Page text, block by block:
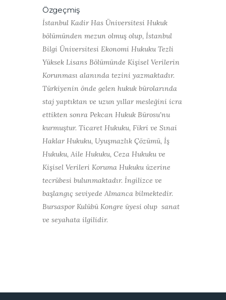
Özgeçmiş
İstanbul Kadir Has Üniversitesi Hukuk
bölümünden mezun olmuş olup, İstanbul
Bilgi Üniversitesi Ekonomi Hukuku Tezli
Yüksek Lisans Bölümünde Kişisel Verilerin
Korunması alanında tezini yazmaktadır.
Türkiyenin önde gelen hukuk bürolarında
staj yaptıktan ve uzun yıllar mesleğini icra
ettikten sonra Pekcan Hukuk Bürosu'nu
kurmuştur. Ticaret Hukuku, Fikri ve Sınai
Haklar Hukuku, Uyuşmazlık Çözümü, İş
Hukuku, Aile Hukuku, Ceza Hukuku ve
Kişisel Verileri Koruma Hukuku üzerine
tecrübesi bulunmaktadır. İngilizce ve
başlangıç seviyede Almanca bilmektedir.
Bursaspor Kulübü Kongre üyesi olup sanat
ve seyahata ilgilidir.